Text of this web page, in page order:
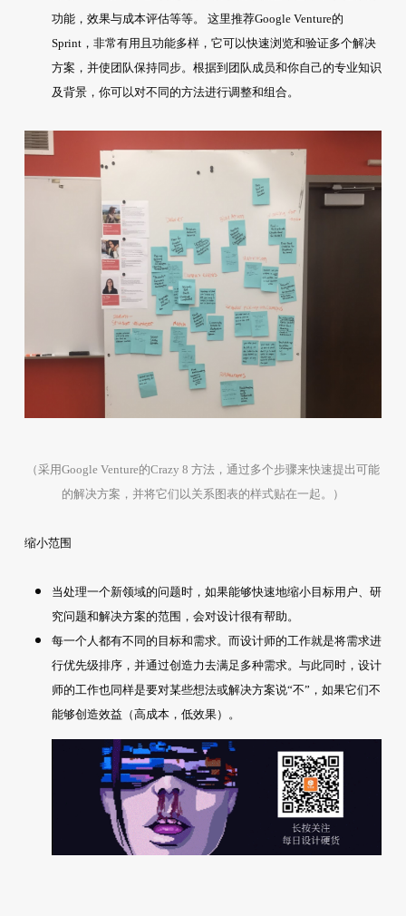
功能，效果与成本评估等等。 这里推荐Google Venture的
Sprint，非常有用且功能多样，它可以快速浏览和验证多个解决
方案，并使团队保持同步。根据到团队成员和你自己的专业知识
及背景，你可以对不同的方法进行调整和组合。
（采用Google Venture的Crazy 8 方法，通过多个步骤来快速提出可能
的解决方案，并将它们以关系图表的样式贴在一起。）
缩小范围
当处理一个新领域的问题时，如果能够快速地缩小目标用户、研
究问题和解决方案的范围，会对设计很有帮助。
每一个人都有不同的目标和需求。而设计师的工作就是将需求进
行优先级排序，并通过创造力去满足多种需求。与此同时，设计
师的工作也同样是要对某些想法或解决方案说“不”，如果它们不
能够创造效益（高成本，低效果）。